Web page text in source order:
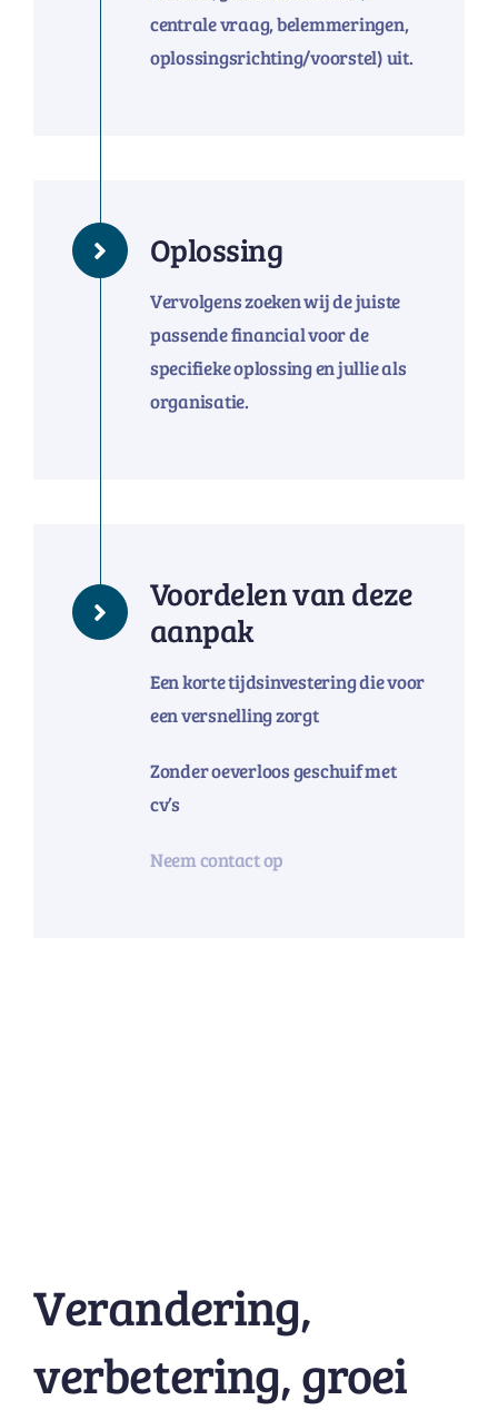
centrale vraag, belemmeringen,
oplossingsrichting/voorstel) uit.
Oplossing
Vervolgens zoeken wij de juiste
passende financial voor de
specifieke oplossing en jullie als
organisatie.
Voordelen van deze
aanpak
Een korte tijdsinvestering die voor
een versnelling zorgt
Zonder oeverloos geschuif met
cv’s
Neem contact op
Verandering,
verbetering, groei